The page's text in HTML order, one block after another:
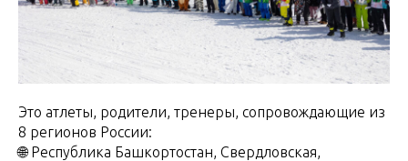
Это атлеты, родители, тренеры, сопровождающие из
8 регионов России:
🌐 Республика Башкортостан, Свердловская,